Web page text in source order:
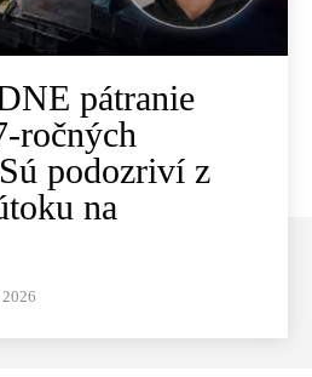
pátranie
ročných
podozriví z
na
2026